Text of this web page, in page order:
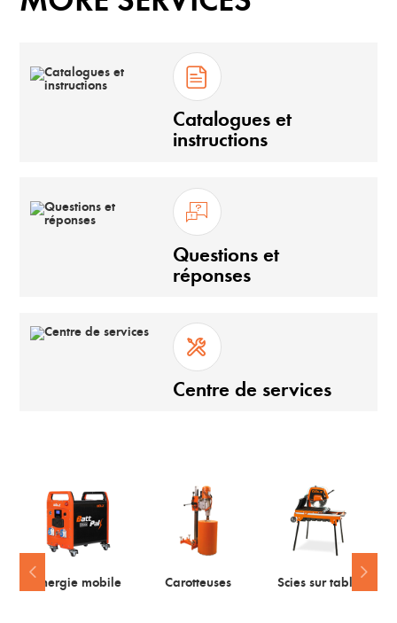
Catalogues et
instructions
Questions et
réponses
Centre de services
Energie mobile Carotteuses Scies sur table